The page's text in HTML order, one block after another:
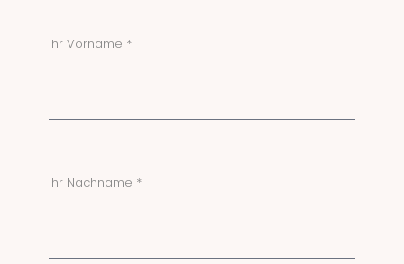
Ihr Vorname *
Ihr Nachname *